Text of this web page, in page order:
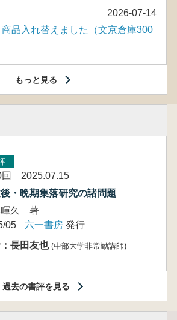
2026-07-14
品入れ替えました（文京倉庫300
もっと見る
回 2025.07.15
・晩期集落研究の諸問題
暉久 著
05
六一書房 発行
長田友也 (中部大学非常勤講師)
過去の書評を見る